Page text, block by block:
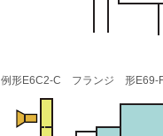
例形E6C2-C フランジ 形E69-